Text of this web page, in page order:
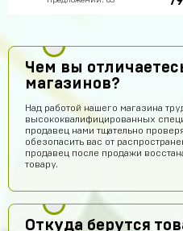
Чем вы
магазинов?
Над работой нашего магазина
высококвалифицированных
продавец нами тщательно
обезопасить вас от
продавец после продажи
товару.
Откуда берутся